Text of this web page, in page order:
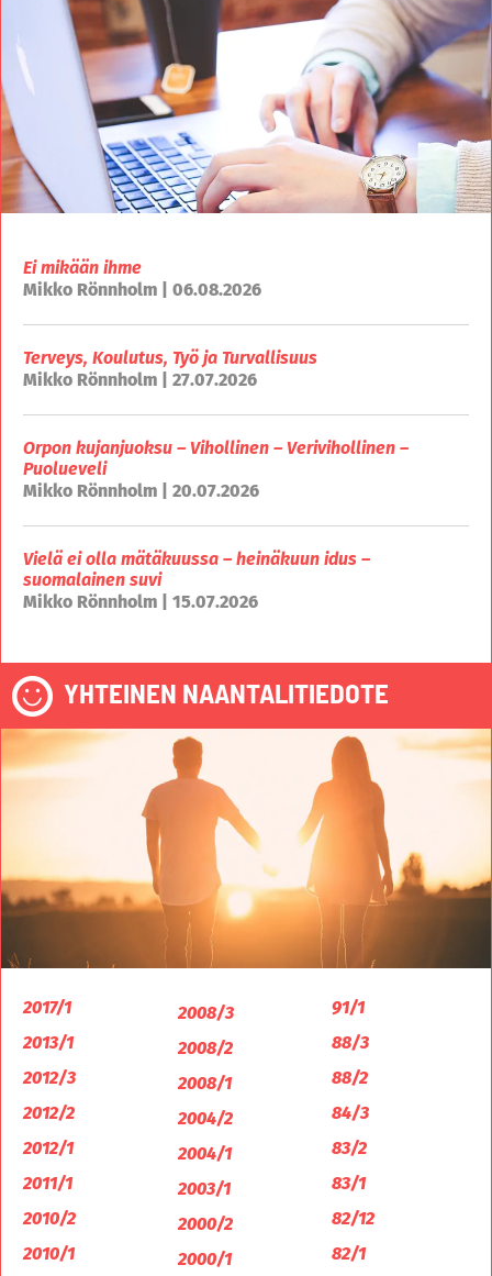
Ei mikään ihme
Mikko Rönnholm | 06.08.2026
Terveys, Koulutus, Työ ja Turvallisuus
Mikko Rönnholm | 27.07.2026
Orpon kujanjuoksu – Vihollinen – Verivihollinen –
Puolueveli
Mikko Rönnholm | 20.07.2026
Vielä ei olla mätäkuussa – heinäkuun idus –
suomalainen suvi
Mikko Rönnholm | 15.07.2026
YHTEINEN NAANTALITIEDOTE
2017/1
2013/1
2012/3
2012/2
2012/1
2011/1
2010/2
2010/1
2008/3
2008/2
2008/1
2004/2
2004/1
2003/1
2000/2
2000/1
91/1
88/3
88/2
84/3
83/2
83/1
82/12
82/1